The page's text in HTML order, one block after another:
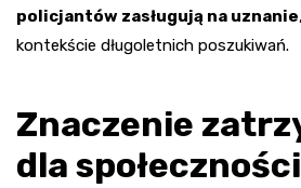
policjantów zasługują na uznanie
kontekście długoletnich poszukiwań.
Znaczenie
dla